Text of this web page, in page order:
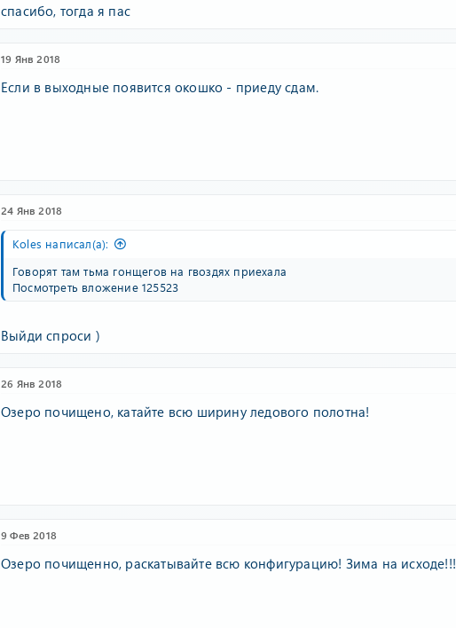
спасибо, тогда я пас
19 Янв 2018
Если в выходные появится окошко - приеду сдам.
24 Янв 2018
Koles написал(а):
Говорят там тьма гонщегов на гвоздях приехала
Посмотреть вложение 125523
Выйди спроси )
26 Янв 2018
Озеро почищено, катайте всю ширину ледового полотна!
9 Фев 2018
Озеро почищенно, раскатывайте всю конфигурацию! Зима на исходе!!!